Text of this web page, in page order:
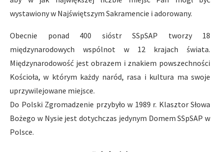
wystawiony w Najświętszym Sakramencie i adorowany.
Obecnie ponad 400 sióstr SSpSAP tworzy 18
międzynarodowych wspólnot w 12 krajach świata.
Międzynarodowość jest obrazem i znakiem powszechności
Kościoła, w którym każdy naród, rasa i kultura ma swoje
uprzywilejowane miejsce.
Do Polski Zgromadzenie przybyło w 1989 r. Klasztor Słowa
Bożego w Nysie jest dotychczas jedynym Domem SSpSAP w
Polsce.